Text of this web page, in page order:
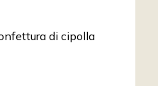
di cipolla